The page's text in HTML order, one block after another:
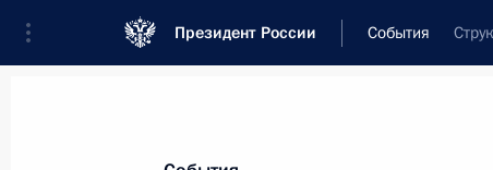
Президент России События
Новости